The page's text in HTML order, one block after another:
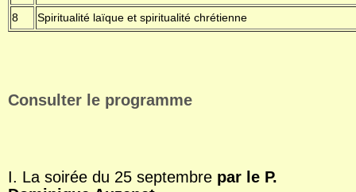
8
Spiritualité laïque et spiritualité chrétienne
Consulter le programme
I. La soirée du 25 septembre par le P.